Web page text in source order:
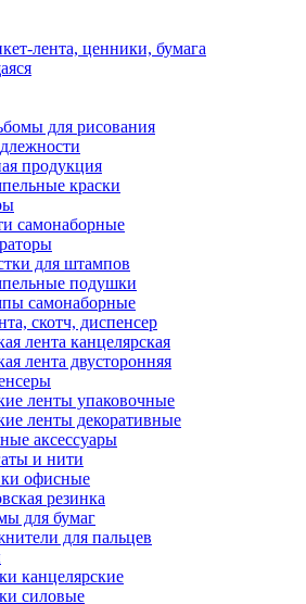
лента, ценники, бумага
для рисования
продукция
краски
самонаборные
для штампов
подушки
самонаборные
скотч, диспенсер
лента канцелярская
лента двусторонняя
ленты упаковочные
ленты декоративные
аксессуары
и нити
офисные
резинка
для бумаг
для пальцев
канцелярские
силовые